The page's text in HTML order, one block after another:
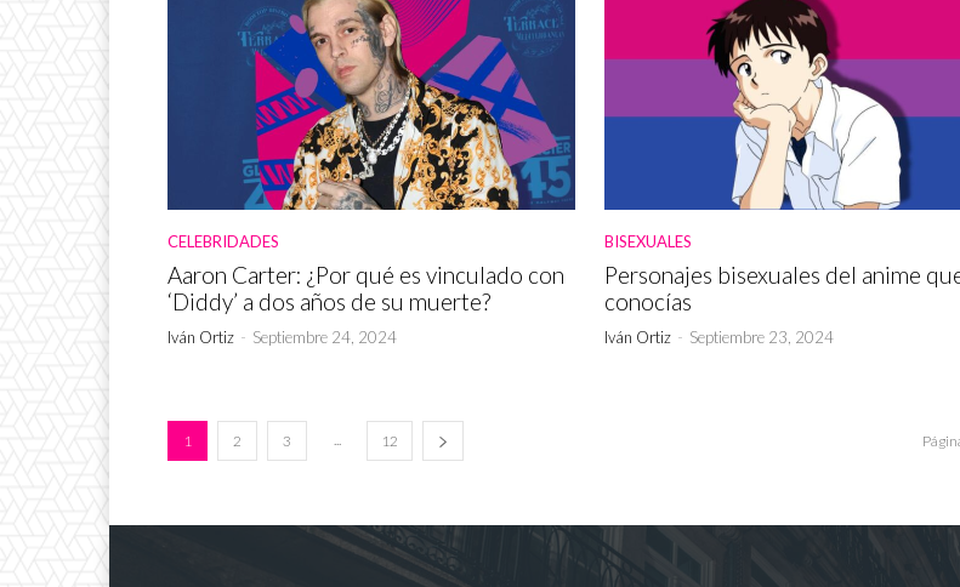
CELEBRIDADES
Aaron Carter: ¿Por qué es vinculado con
‘Diddy’ a dos años de su muerte?
Iván Ortiz - Septiembre 24, 2024
BISEXUALES
Personajes bisexuales del anime
conocías
Iván Ortiz - Septiembre 23, 2024
1 2 3 ... 12